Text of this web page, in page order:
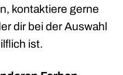
kontaktiere gerne
dir bei der Auswahl
ist.